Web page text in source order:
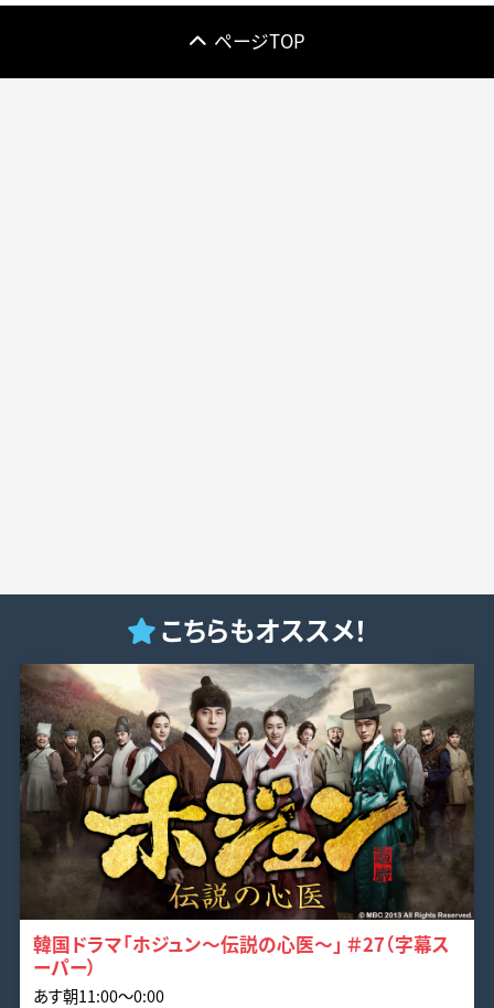
ページTOP
こちらもオススメ！
韓国ドラマ「ホジュン～伝説の心医～」 ＃27（字幕ス
ーパー）
あす朝11:00〜0:00